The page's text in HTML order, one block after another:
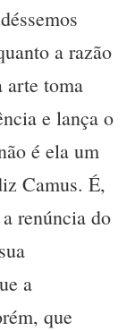
a razão
arte toma
e lança o
é ela um
Camus. É,
renúncia do
a
que